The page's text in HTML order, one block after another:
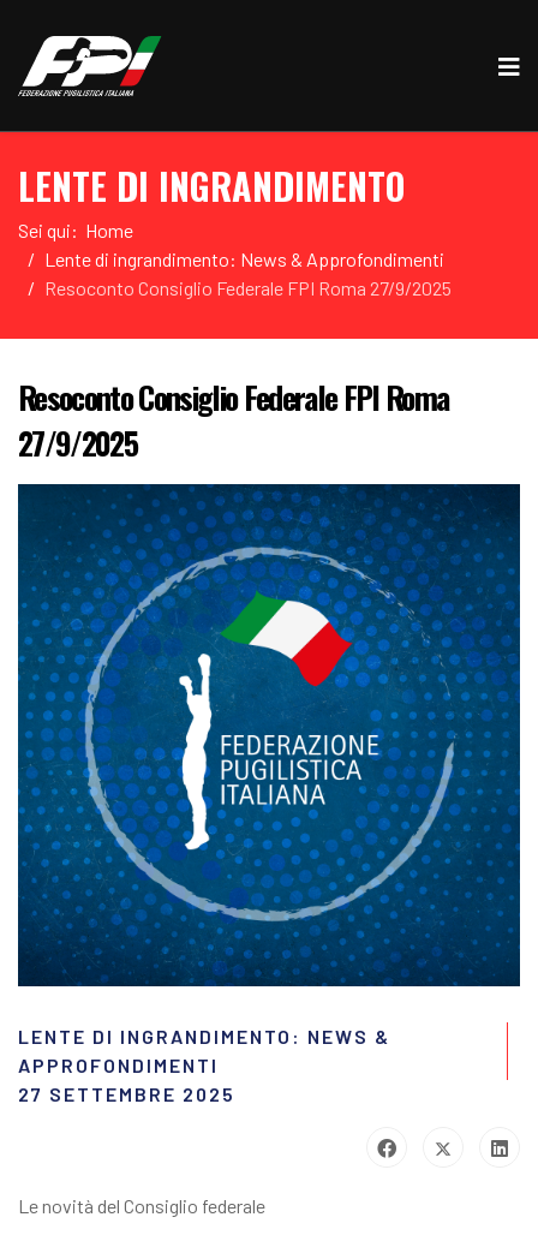
LENTE DI INGRANDIMENTO
Sei qui: Home
Lente di ingrandimento: News & Approfondimenti
Resoconto Consiglio Federale FPI Roma 27/9/2025
Resoconto Consiglio Federale FPI Roma
27/9/2025
LENTE DI INGRANDIMENTO: NEWS &
APPROFONDIMENTI
27 SETTEMBRE 2025
Le novità del Consiglio federale